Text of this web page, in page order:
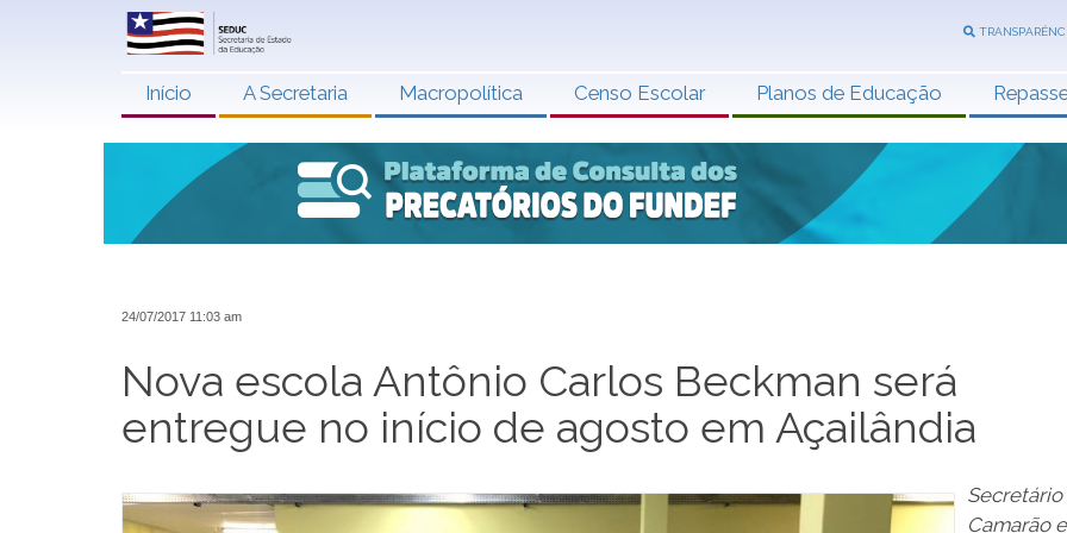
Início A Secretaria Macropolítica Censo Escolar Planos de Educação
24/07/2017 11:03 am
Nova escola Antônio Carlos Beckman será
entregue no início de agosto em Açailândia
Camarão